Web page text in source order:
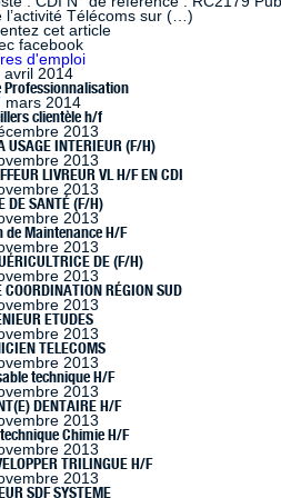
l’activité Télécoms sur (…)
cet article
facebook
d'emploi
avril 2014
Professionnalisation
mars 2014
clientèle h/f
2013
USAGE INTERIEUR (F/H)
2013
LIVREUR VL H/F EN CDI
2013
DE SANTÉ (F/H)
2013
de Maintenance H/F
2013
DE (F/H)
2013
RÉGION SUD
2013
ETUDES
2013
TELECOMS
2013
technique H/F
2013
DENTAIRE H/F
2013
Chimie H/F
2013
TRILINGUE H/F
2013
SDF SYSTEME